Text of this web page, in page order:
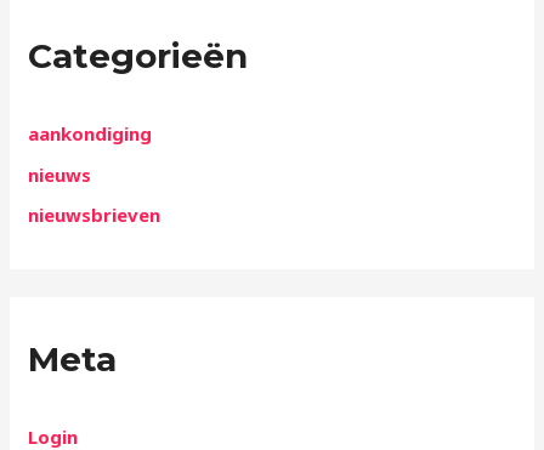
Categorieën
aankondiging
nieuws
nieuwsbrieven
Meta
Login